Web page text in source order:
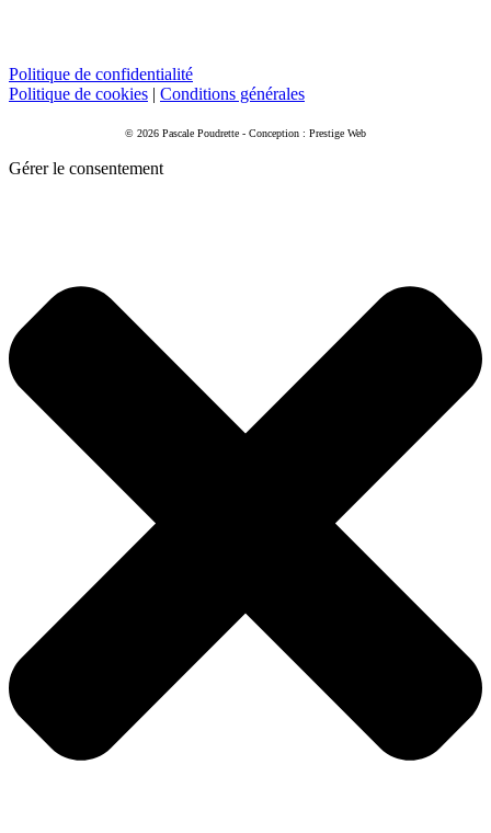
Politique de confidentialité
Politique de cookies | Conditions générales
© 2026 Pascale Poudrette - Conception : Prestige Web
Gérer le consentement